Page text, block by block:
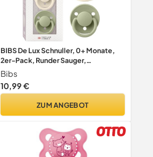
BIBS De Lux Schnuller, 0+ Monate,
2er-Pack, Runder Sauger,
Ivory/Sage
Bibs
10,99 €
ZUM ANGEBOT